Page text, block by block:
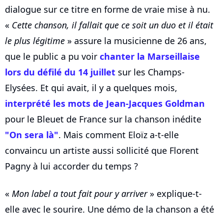
dialogue sur ce titre en forme de vraie mise à nu.
« Cette chanson, il fallait que ce soit un duo et il était
le plus légitime » assure la musicienne de 26 ans,
que le public a pu voir chanter la Marseillaise
lors du défilé du 14 juillet sur les Champs-
Elysées. Et qui avait, il y a quelques mois,
interprété les mots de Jean-Jacques Goldman
pour le Bleuet de France sur la chanson inédite
"On sera là". Mais comment Eloïz a-t-elle
convaincu un artiste aussi sollicité que Florent
Pagny à lui accorder du temps ?
« Mon label a tout fait pour y arriver» explique-t-
elle avec le sourire. Une démo de la chanson a été